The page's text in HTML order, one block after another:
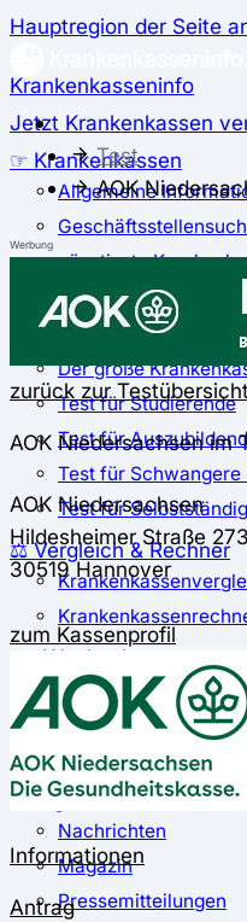
Hauptregion der Seite
Krankenkasseninfo
Jetzt Krankenkassen
☞ Krankenkassen
Allgemeine
günstigste
Zusatzbeitrag
✅ Krankenkassen Test
Der große
Test für Studierende
Test für
Test für Schwangere
Test für
⚖️ Vergleich & Rechner
↔ Wechsel
Kündigung
Musterkündigung
ℹ Ratgeber
Nachrichten
Magazin
Pressemitteilungen
Test
AOK
Werbung
zurück zur
AOK Niedersachsen im
AOK Niedersachsen
Hildesheimer Straße 273
30519 Hannover
zum Kassenprofil
Informationen
Antrag